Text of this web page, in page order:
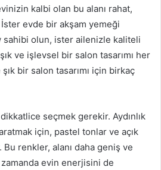
kalbi olan bu alanı rahat,
evde bir akşam yemeği
olun, ister ailenizle kaliteli
ve işlevsel bir salon tasarımı her
bir salon tasarımı için birkaç
seçmek gerekir. Aydınlık
için, pastel tonlar ve açık
renkler, alanı daha geniş ve
evin enerjisini de